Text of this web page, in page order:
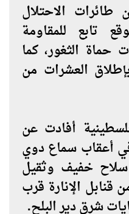
أن طائرات الاحتلال
تابع للمقاومة
حماة الثغور، كما
العشرات من
أفادت عن
أعقاب سماع دوي
سلاح خفيف وثقيل
الإنارة قرب
شرق دير البلح.